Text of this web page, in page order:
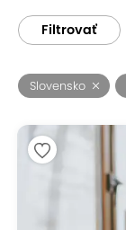
Filtrovať
Slovensko